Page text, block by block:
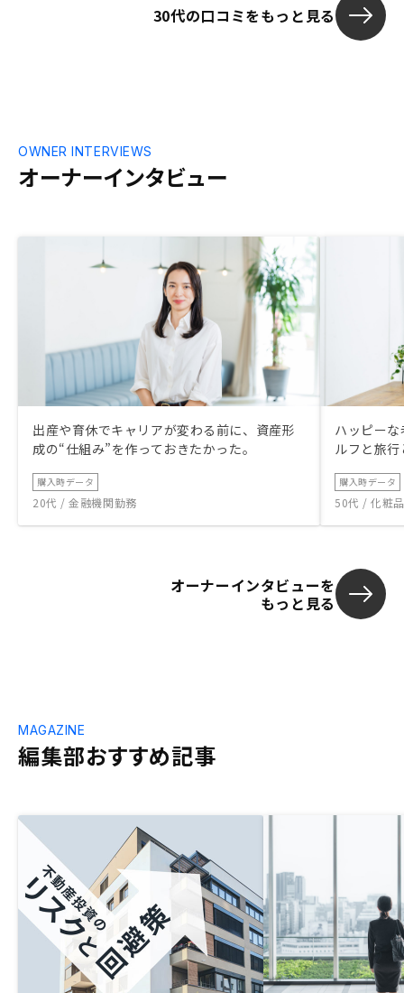
計算してくれている箇所が分かりづらいの
30代の口コミをもっと見る
オーナーインタビュー
OWNER INTERVIEWS
出産や育休でキャリアが変わる前に、資産形
成の“仕組み”を作っておきたかった。
購入時データ
20代 / 金融機関勤務
ハッピー
ルフと旅
購入時データ
50代 / 化粧
オーナーインタビューを
もっと見る
編集部おすすめ記事
MAGAZINE